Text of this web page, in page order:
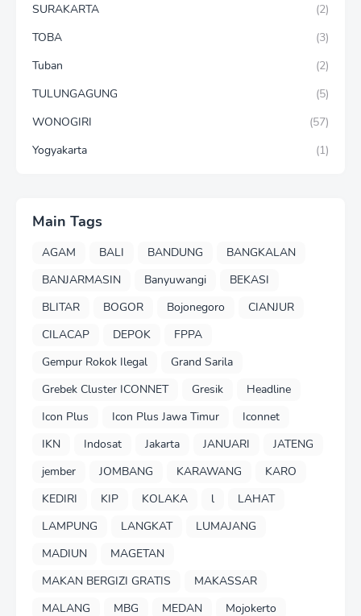
SURAKARTA
(2)
TOBA
(3)
Tuban
(2)
TULUNGAGUNG
(5)
WONOGIRI
(57)
Yogyakarta
(1)
Main Tags
AGAM BALI BANDUNG
BANGKALAN
BANJARMASIN
Banyuwangi
BEKASI
BLITAR
BOGOR Bojonegoro
CIANJUR
CILACAP
DEPOK
FPPA
Gempur Rokok Ilegal
Grand Sarila
Grebek Cluster ICONNET
Gresik
Headline
Icon Plus
Icon Plus Jawa Timur
Iconnet
IKN
Indosat Jakarta JANUARI
JATENG
jember
JOMBANG KARAWANG
KARO
KEDIRI
KIP KOLAKA l
LAHAT
LAMPUNG
LANGKAT
LUMAJANG
MADIUN
MAGETAN
MAKAN BERGIZI GRATIS
MAKASSAR
MALANG
MBG MEDAN
Mojokerto